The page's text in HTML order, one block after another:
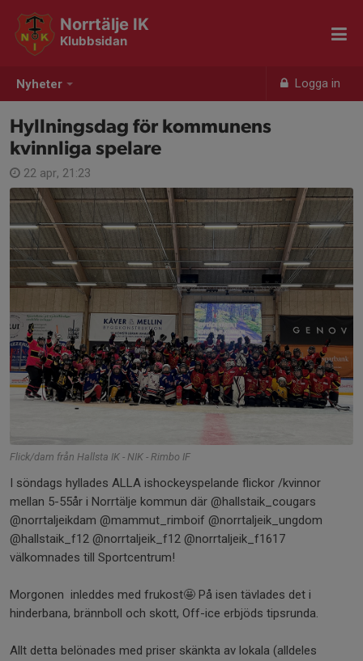
Nyheter Logga in
Norrtälje IK
Klubbsidan
Hyllningsdag för kommunens
kvinnliga spelare
22 apr, 21:23
Flick/dam från Hallsta IK - NIK - Rimbo IF
I söndags hyllades ALLA ishockeyspelande flickor /kvinnor
mellan 5-55år i Norrtälje kommun där @hallstaik_cougars
@norrtaljeikdam @mammut_rimboif @norrtaljeik_ungdom
@hallstaik_f12 @norrtaljeik_f12 @norrtaljeik_f1617
välkomnades till Sportcentrum!
Morgonen inleddes med frukost🤩 På isen tävlades det i
hinderbana, brännboll och skott, Off-ice erbjöds tipsrunda.
Allt detta belönades med priser skänkta av lokala (alldeles